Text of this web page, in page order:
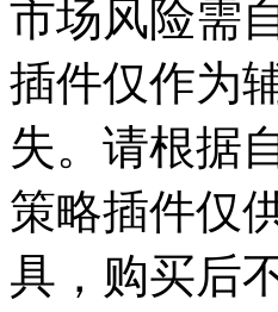
市场风险需
插件仅作为
失。请根据
策略插件仅
具，购买后